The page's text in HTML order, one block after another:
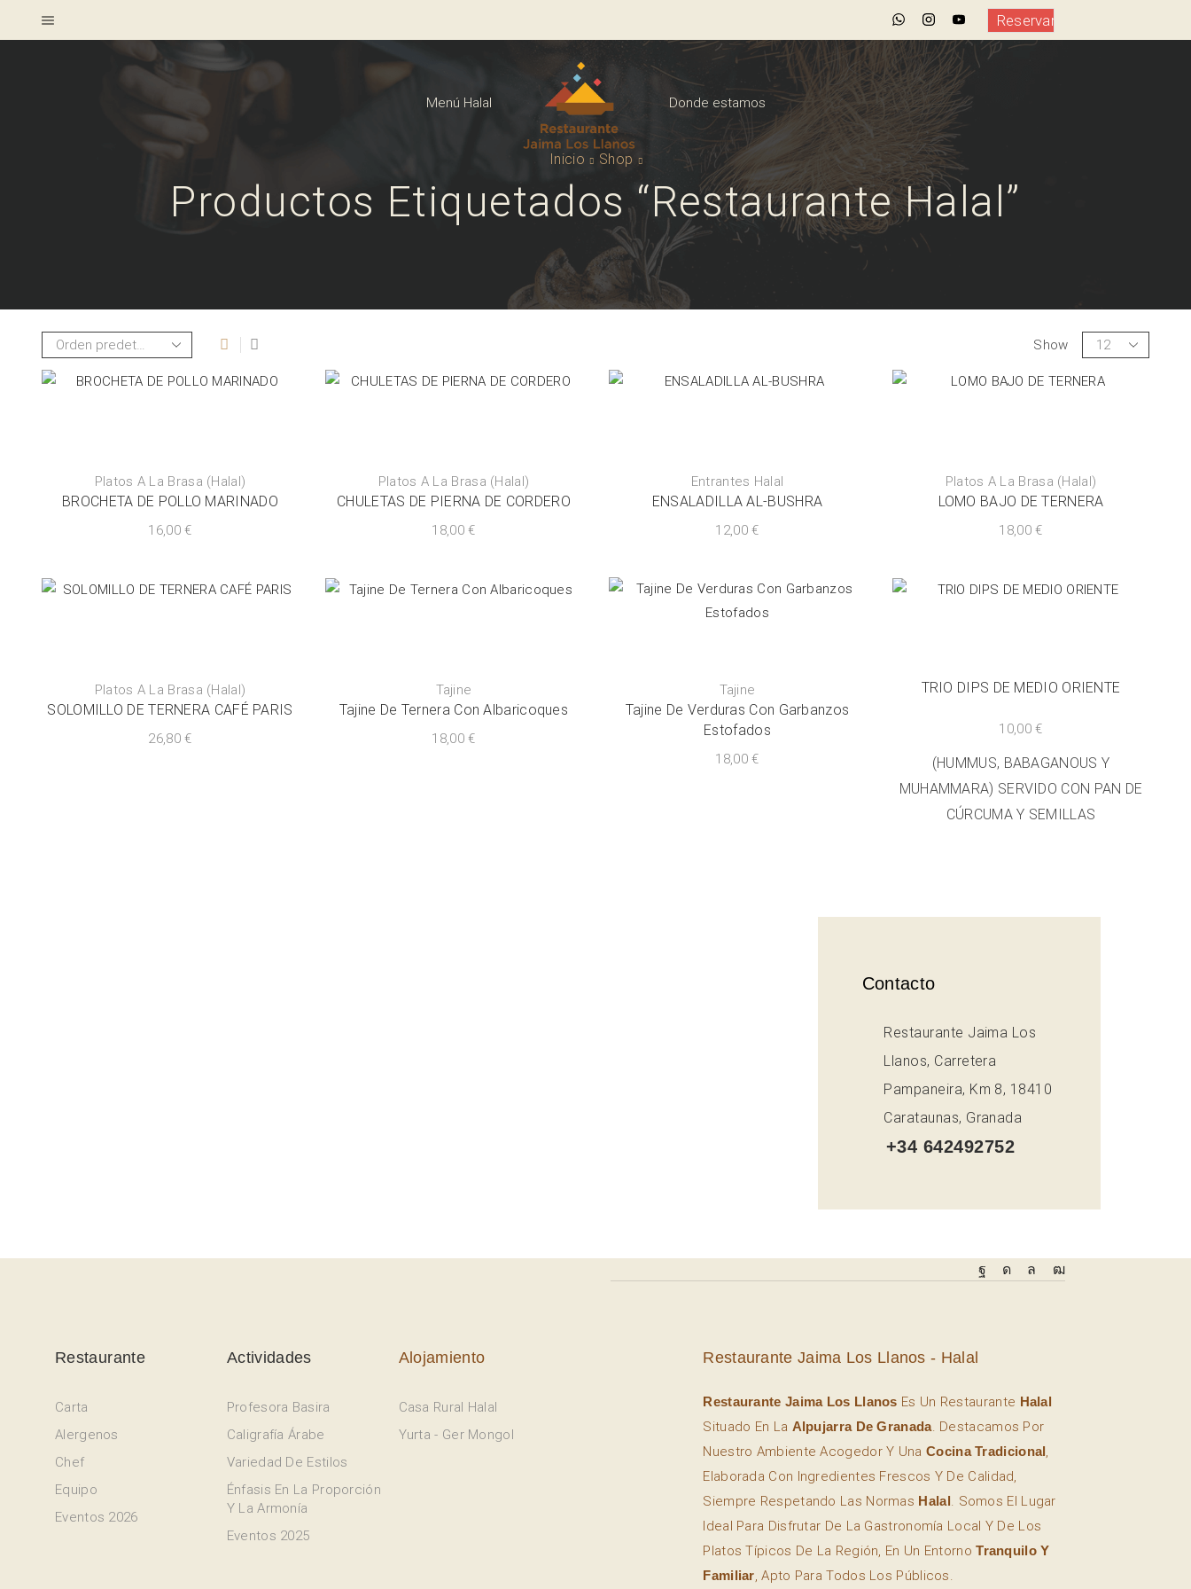
Reservar
Menú Halal Donde estamos
Inicio Shop
Productos Etiquetados “Restaurante Halal”
Show
Platos A La Brasa (Halal)
BROCHETA DE POLLO MARINADO
16,00€
Platos A La Brasa (Halal)
CHULETAS DE PIERNA DE CORDERO
18,00€
Entrantes Halal
ENSALADILLA AL-BUSHRA
12,00€
Platos A La Brasa (Halal)
LOMO BAJO DE TERNERA
18,00€
Platos A La Brasa (Halal)
SOLOMILLO DE TERNERA CAFÉ PARIS
26,80€
Tajine
Tajine De Ternera Con Albaricoques
18,00€
Tajine
Tajine De Verduras Con Garbanzos
Estofados
18,00€
TRIO DIPS DE MEDIO ORIENTE
10,00€
(HUMMUS, BABAGANOUS Y
MUHAMMARA) SERVIDO CON PAN DE
CÚRCUMA Y SEMILLAS
Contacto
Restaurante Jaima Los
Llanos, Carretera
Pampaneira, Km 8, 18410
Carataunas, Granada
+34 642492752
Restaurante
Carta
Alergenos
Chef
Equipo
Eventos 2026
Actividades
Profesora Basira
Caligrafía Árabe
Variedad De Estilos
Énfasis En La Proporción
Y La Armonía
Eventos 2025
Alojamiento
Casa Rural Halal
Yurta - Ger Mongol
Restaurante Jaima Los Llanos - Halal
Restaurante Jaima Los Llanos Es Un Restaurante Halal
Situado En La Alpujarra De Granada. Destacamos Por
Nuestro Ambiente Acogedor Y Una Cocina Tradicional,
Elaborada Con Ingredientes Frescos Y De Calidad,
Siempre Respetando Las Normas Halal. Somos El Lugar
Ideal Para Disfrutar De La Gastronomía Local Y De Los
Platos Típicos De La Región, En Un EntornoTranquilo Y
Familiar, Apto Para Todos Los Públicos.